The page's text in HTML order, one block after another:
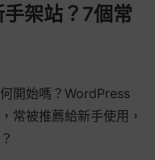
架站？7個常
開始嗎？WordPress
，常被推薦給新手使用，